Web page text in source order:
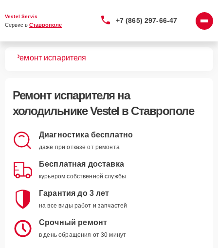
Vestel Servis
Сервис в Ставрополе
+7 (865) 297-66-47
Ремонт испарителя
Ремонт испарителяна
холодильнике Vestel в Ставрополе
Диагностика бесплатно
даже при отказе от ремонта
Бесплатная доставка
курьером собственной службы
Гарантия до 3 лет
на все виды работ и запчастей
Срочный ремонт
в день обращения от 30 минут